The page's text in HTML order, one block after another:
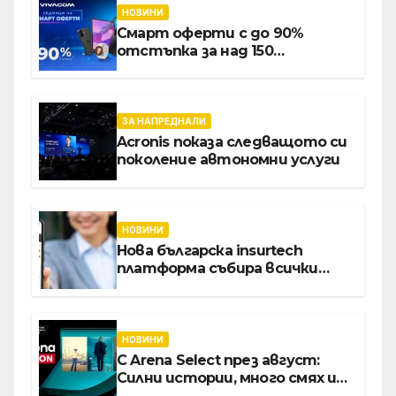
НОВИНИ
Смарт оферти с до 90%
отстъпка за над 150
ЗА НАПРЕДНАЛИ
Acronis показа следващото си
поколение автономни услуги
НОВИНИ
Нова българска insurtech
платформа събира всички
НОВИНИ
С Arena Select през август:
Силни истории, много смях и